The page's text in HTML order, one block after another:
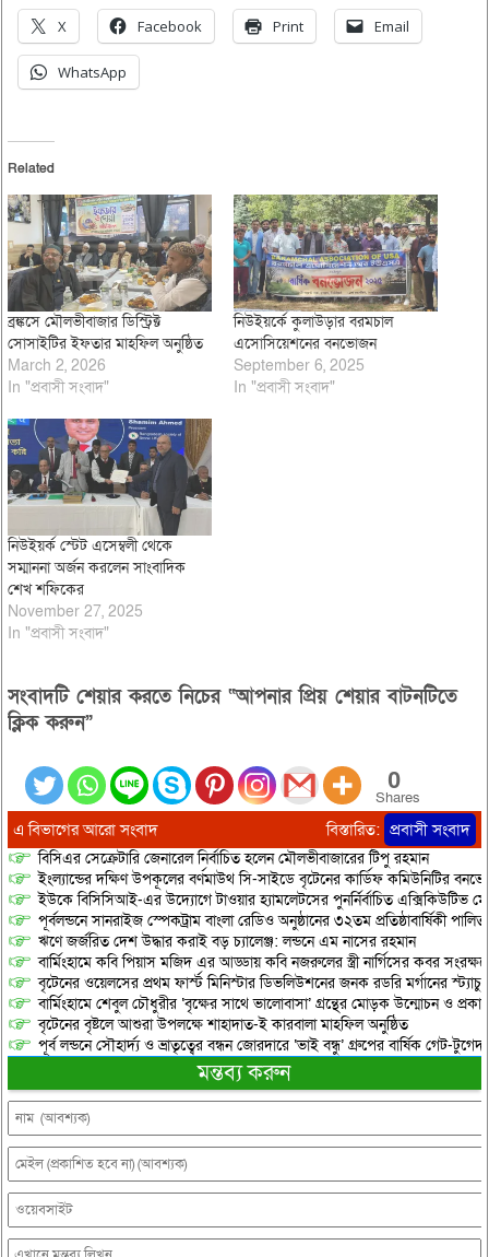
X Facebook Print Email
WhatsApp
Related
ব্রঙ্কসে মৌলভীবাজার ডিস্ট্রিক্ট
সোসাইটির ইফতার মাহফিল অনুষ্ঠিত
March 2, 2026
In "প্রবাসী সংবাদ"
নিউইয়র্কে কুলাউড়ার বরমচাল
এসোসিয়েশনের বনভোজন
September 6, 2025
In "প্রবাসী সংবাদ"
নিউইয়র্ক স্টেট এসেম্বলী থেকে
সম্মাননা অর্জন করলেন সাংবাদিক
শেখ শফিকের
November 27, 2025
In "প্রবাসী সংবাদ"
সংবাদটি শেয়ার করতে নিচের “আপনার প্রিয় শেয়ার বাটনটিতে
ক্লিক করুন”
0
Shares
এ বিভাগের আরো সংবাদ বিস্তারিত: প্রবাসী সংবাদ
বিসিএর সেক্রেটারি জেনারেল নির্বাচিত হলেন মৌলভীবাজারের টিপু রহমান
ইংল্যান্ডের দক্ষিণ উপকূলের বর্ণমাউথ সি-সাইডে বৃটেনের কার্ডিফ কমিউনিটির
ইউকে বিসিসিআই-এর উদ্যোগে টাওয়ার হ্যামলেটসের পুনর্নির্বাচিত এক্সিকিউটিভ
পূর্বলন্ডনে সানরাইজ স্পেকট্রাম বাংলা রেডিও অনুষ্ঠানের ৩২তম প্রতিষ্ঠাবার্ষিকী পালিত
​ঋণে জর্জরিত দেশ উদ্ধার করাই বড় চ্যালেঞ্জ: লন্ডনে এম নাসের রহমান
বার্মিংহামে কবি পিয়াস মজিদ এর আড্ডায় কবি নজরুলের স্ত্রী নার্গিসের কবর
বৃটেনের ওয়েলসের প্রথম ফার্স্ট মিনিস্টার ডিভলিউশনের জনক রডরি মর্গানের স্ট্যাচু
বার্মিংহামে শেবুল চৌধুরীর ‘বৃক্ষের সাথে ভালোবাসা’ গ্রন্থের মোড়ক উন্মোচন ও
বৃটেনের বৃষ্টলে আশুরা উপলক্ষে শাহাদাত-ই কারবালা মাহফিল অনুষ্ঠিত
পূর্ব লন্ডনে সৌহার্দ্য ও ভ্রাতৃত্বের বন্ধন জোরদারে ‘ভাই বন্ধু’ গ্রুপের বার্ষিক গেট-
মন্তব্য করুন